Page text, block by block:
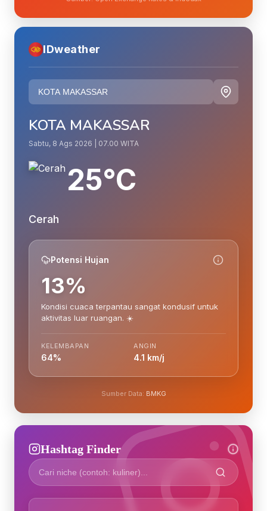
IDweather
KOTA MAKASSAR
Sabtu, 8 Ags 2026 | 07.00 WITA
25°C
Cerah
Potensi Hujan
13%
Kondisi cuaca terpantau sangat kondusif untuk
aktivitas luar ruangan. ☀️
KELEMBAPAN
64%
ANGIN
4.1 km/j
Sumber Data: BMKG
Hashtag Finder